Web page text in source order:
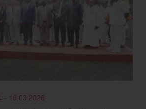
- 16.03.2026